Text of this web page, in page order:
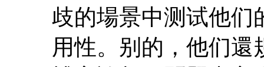
歧的場景中测试他们
用性。别的，他们